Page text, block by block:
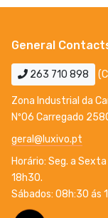
General
263 710 898
Zona Industrial da
Nº06 Carregado
geral@luxivo.pt
Horário: Seg. a
18h30.
Sábados: 08h:30 ás